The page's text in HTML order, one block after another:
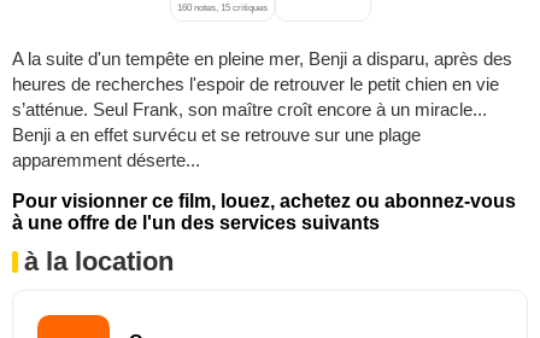
160 notes, 15 critiques
A la suite d'un tempête en pleine mer, Benji a disparu, après des
heures de recherches l'espoir de retrouver le petit chien en vie
s’atténue. Seul Frank, son maître croît encore à un miracle...
Benji a en effet survécu et se retrouve sur une plage
apparemment déserte...
Pour visionner ce film, louez, achetez ou abonnez-vous
à une offre de l'un des services suivants
à la location